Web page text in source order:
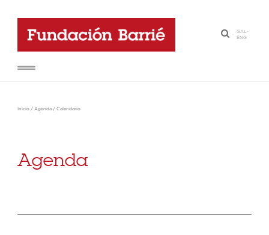
·
GAL-
ENG
Inicio / Agenda / Calendario
Agenda